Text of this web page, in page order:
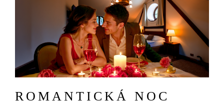
ROMANTICKÁ NOC